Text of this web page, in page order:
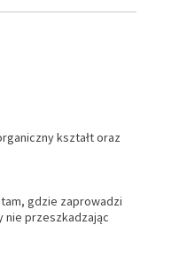
kształt oraz
gdzie zaprowadzi
nie przeszkadzając